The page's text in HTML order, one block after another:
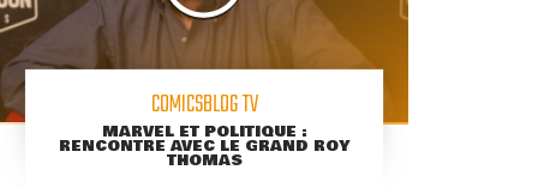
COMICSBLOG TV
MARVEL ET POLITIQUE :
RENCONTRE AVEC LE GRAND ROY
THOMAS